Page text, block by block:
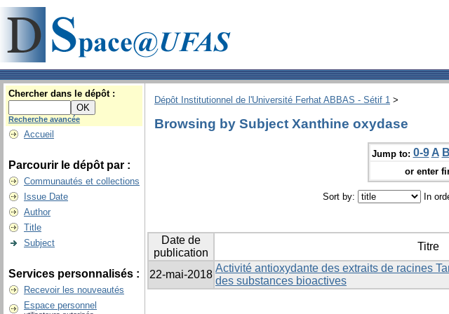
Chercher dans le dépôt :
Recherche avancée
Accueil
Parcourir le dépôt par :
Communautés et collections
Issue Date
Author
Title
Subject
Services personnalisés :
Recevoir les nouveautés
Espace personnel
Dépôt Institutionnel de l'Université Ferhat ABBAS - Sétif 1 >
Browsing by Subject Xanthine oxydase
Jump to: 0-9 A B
or enter
Sort by: In
Date de
publication
Titre
22-mai-2018
Activité antioxydante des extraits de racines
des substances bioactives